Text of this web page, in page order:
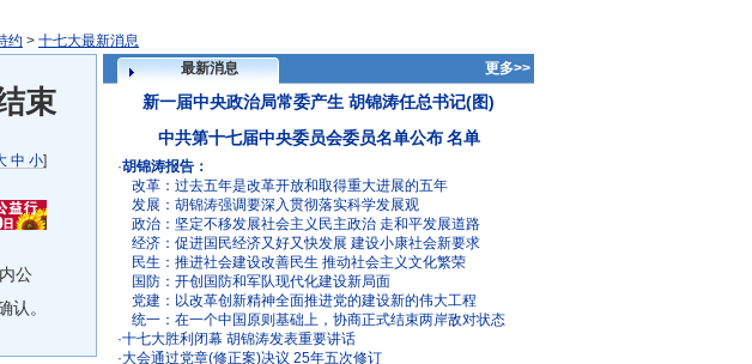
约 > 十七大最新消息
束
中 小]
公
认。
最新消息 更多>>
新一届中央政治局常委产生 胡锦涛任总书记(图)
中共第十七届中央委员会委员名单公布 名单
·胡锦涛报告：
改革： 过去五年是改革开放和取得重大进展的五年
发展： 胡锦涛强调要深入贯彻落实科学发展观
政治： 坚定不移发展社会主义民主政治 走和平发展道路
经济： 促进国民经济又好又快发展 建设小康社会新要求
民生： 推进社会建设改善民生 推动社会主义文化繁荣
国防： 开创国防和军队现代化建设新局面
党建： 以改革创新精神全面推进党的建设新的伟大工程
统一： 在一个中国原则基础上，协商正式结束两岸敌对状态
·十七大胜利闭幕 胡锦涛发表重要讲话
·大会通过党章(修正案)决议 25年五次修订